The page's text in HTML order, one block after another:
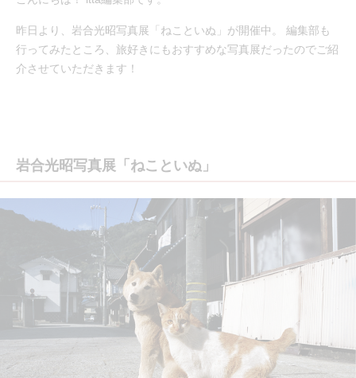
昨日より、岩合光昭写真展「ねこといぬ」が開催中。 編集部も
行ってみたところ、旅好きにもおすすめな写真展だったのでご紹
介させていただきます！
岩合光昭写真展「ねこといぬ」